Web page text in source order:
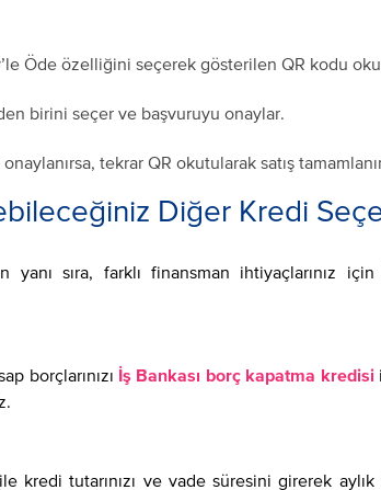
Öde özelliğini seçerek gösterilen QR kodu
birini seçer ve başvuruyu onaylar.
tekrar QR okutularak satış
Diğer Kredi
yanı sıra, farklı finansman ihtiyaçlarınız
borçlarınızı İş Bankası borç kapatma kredisi
kredi tutarınızı ve vade süresini girerek